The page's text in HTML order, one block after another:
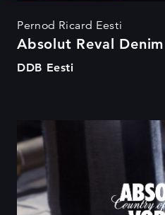
Pernod Ricard Eesti
Absolut Reval
DDB Eesti
Absolut Reval
Edition